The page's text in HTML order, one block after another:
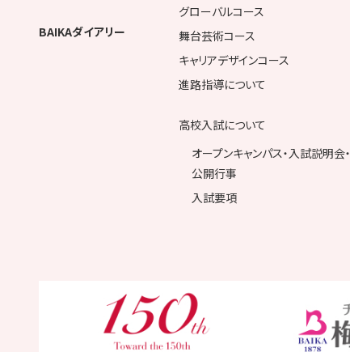
BAIKAダイアリー
グローバルコース
舞台芸術コース
キャリアデザインコース
進路指導について
高校入試について
オープンキャンパス・入試説明会・
公開行事
入試要項